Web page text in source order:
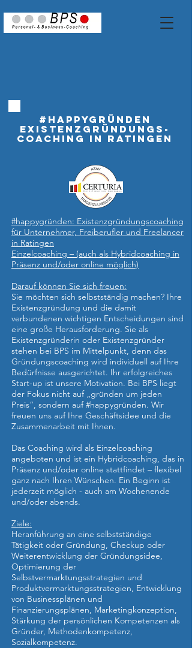
#happygründen
Existenzgründungs-
Coaching in Ratingen
#happygründen: Existenzgründungscoaching
für Unternehmer, Freiberufler und Freelancer
in Ratingen
Einzelcoaching – (auch als Hybridcoaching in
Präsenz und/oder online möglich)
Darauf können Sie sich freuen:
Sie möchten sich selbstständig machen? Ihre
Existenzgründung und die damit
verbundenen wichtigen Entscheidungen sind
eine große Herausforderung. Sie als
Existenzgründerin oder Existenzgründer
stehen bei BPS im Mittelpunkt, denn das
Gründungscoaching wird individuell auf Ihre
Bedürfnisse ausgerichtet. Ihr erfolgreiches
Start-up ist unsere Motivation. Bei BPS liegt
der Fokus nicht auf „gründen um jeden
Preis“, sondern auf #happygründen. Wir
freuen uns auf Ihre Geschäftsidee und die
Zusammenarbeit mit Ihnen.
Das Coaching wird als Einzelcoaching
angeboten und ist ein Hybridcoaching, das in
Präsenz und/oder online stattfindet – flexibel
ganz nach Ihren Wünschen. Ein Beginn ist
jederzeit möglich - auch am Wochenende
und/oder abends.
Ziele:
Heranführung an eine selbstständige
Tätigkeit oder Gründung, Checkup oder
Weiterentwicklung der Gründungsidee,
Optimierung der
Selbstvermarktungsstrategien und
Produktvermarktungsstrategien, Entwicklung
von Businessplänen und
Finanzierungsplänen, Marketingkonzeption,
Stärkung der persönlichen Kompetenzen als
Gründer, Methodenkompetenz,
Sozialkompetenz.